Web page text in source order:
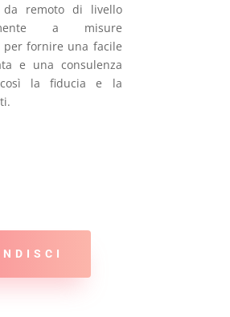
da remoto di livello
a misure
per fornire una facile
e una consulenza
così la fiducia e la